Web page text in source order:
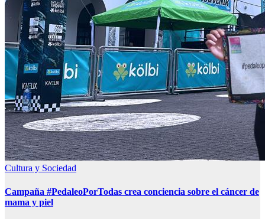
Cultura y Sociedad
Campaña #PedaleoPorTodas crea conciencia sobre el cáncer de
mama y piel